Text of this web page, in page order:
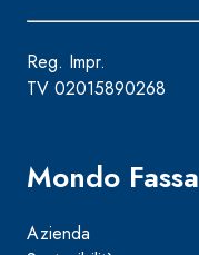
Reg. Impr.
TV 02015890268
Mondo Fassa
Azienda